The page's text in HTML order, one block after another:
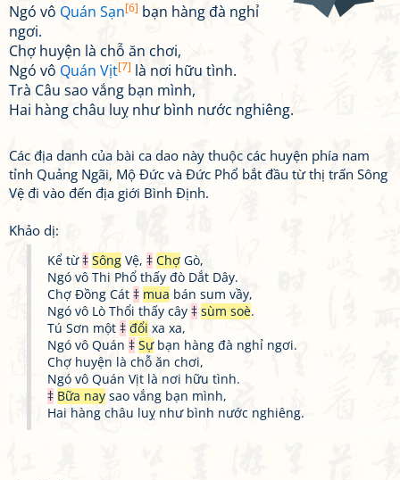
Ngó vô Quán Sạn[6] bạn hàng đà nghỉ
ngơi.
Chợ huyện là chỗ ăn chơi,
Ngó vô Quán Vịt[7] là nơi hữu tình.
Trà Câu sao vắng bạn mình,
Hai hàng châu luỵ như bình nước nghiêng.
Các địa danh của bài ca dao này thuộc các huyện phía nam
tỉnh Quảng Ngãi, Mộ Đức và Đức Phổ bắt đầu từ thị trấn Sông
Vệ đi vào đến địa giới Bình Định.
Khảo dị:
Kể từ‡ Sông Vệ, ‡ Chợ Gò,
Ngó vô Thi Phổ thấy đò Dắt Dây.
Chợ Đồng Cát ‡ mua bán sum vầy,
Ngó vô Lò Thổi thấy cây ‡ sùm soè.
Tú Sơn một ‡ đổi xa xa,
Ngó vô Quán ‡ Sựbạn hàng đà nghỉ ngơi.
Chợ huyện là chỗ ăn chơi,
Ngó vô Quán Vịt là nơi hữu tình.
‡ Bữa nay sao vắng bạn mình,
Hai hàng châu luỵ như bình nước nghiêng.